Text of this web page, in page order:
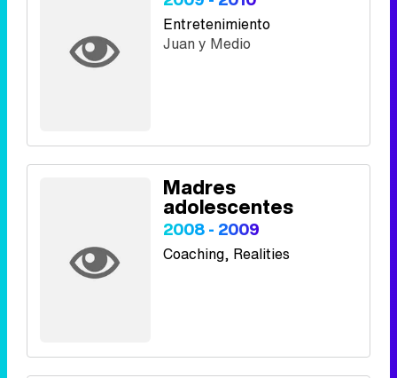
Entretenimiento
Juan y Medio
Madres
adolescentes
2008 - 2009
Coaching, Realities